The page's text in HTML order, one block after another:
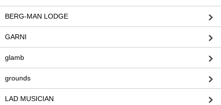
BERG-MAN LODGE
GARNI
glamb
grounds
LAD MUSICIAN